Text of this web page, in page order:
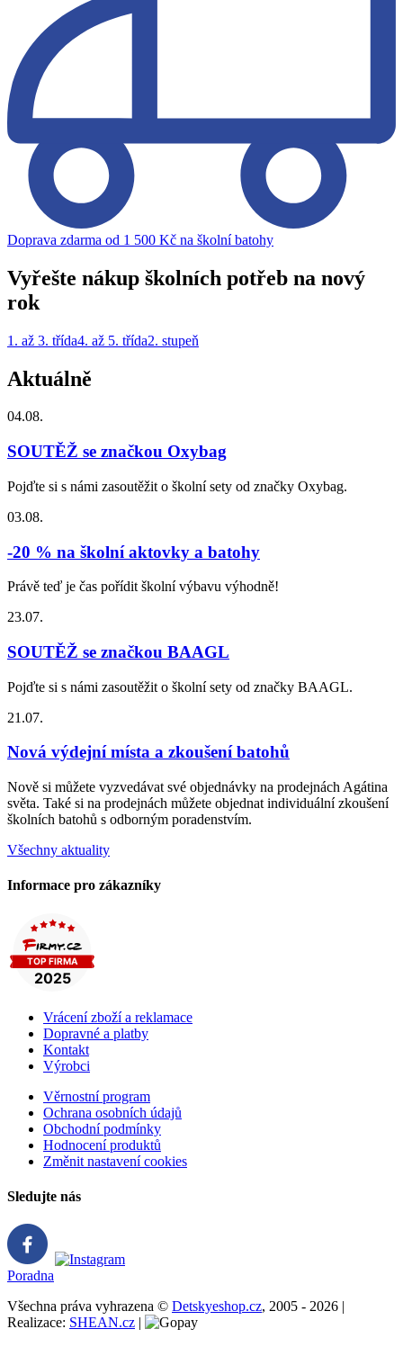
Doprava zdarma od 1 500 Kč na školní batohy
Vyřešte nákup školních potřeb na nový
rok
1. až 3. třída4. až 5. třída2. stupeň
Aktuálně
04.08.
SOUTĚŽ se značkou Oxybag
Pojďte si s námi zasoutěžit o školní sety od značky Oxybag.
03.08.
-20 % na školní aktovky a batohy
Právě teď je čas pořídit školní výbavu výhodně!
23.07.
SOUTĚŽ se značkou BAAGL
Pojďte si s námi zasoutěžit o školní sety od značky BAAGL.
21.07.
Nová výdejní místa a zkoušení batohů
Nově si můžete vyzvedávat své objednávky na prodejnách Agátina
světa. Také si na prodejnách můžete objednat individuální zkoušení
školních batohů s odborným poradenstvím.
Všechny aktuality
Informace pro zákazníky
Vrácení zboží a reklamace
Dopravné a platby
Kontakt
Výrobci
Věrnostní program
Ochrana osobních údajů
Obchodní podmínky
Hodnocení produktů
Změnit nastavení cookies
Sledujte nás
Poradna
Všechna práva vyhrazena © Detskyeshop.cz, 2005 - 2026 |
Realizace: SHEAN.cz |